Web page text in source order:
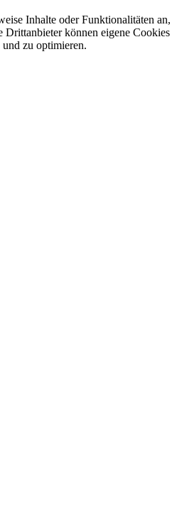
Inhalte oder Funktionalitäten
Drittanbieter können eigene
zu optimieren.